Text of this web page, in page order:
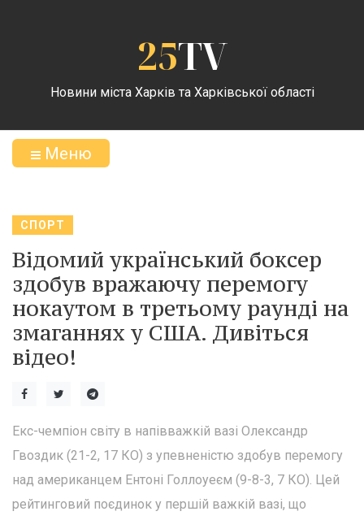
25TV
Новини міста Харків та Харківської області
Меню
СПОРТ
Відомий український боксер
здобув вражаючу перемогу
нокаутом в третьому раунді на
змаганнях у США. Дивіться
відео!
Екс-чемпіон світу в напівважкій вазі Олександр
Гвоздик (21-2, 17 КО) з упевненістю здобув перемогу
над американцем Ентоні Голлоуеєм (9-8-3, 7 КО). Цей
рейтинговий поєдинок у першій важкій вазі, що